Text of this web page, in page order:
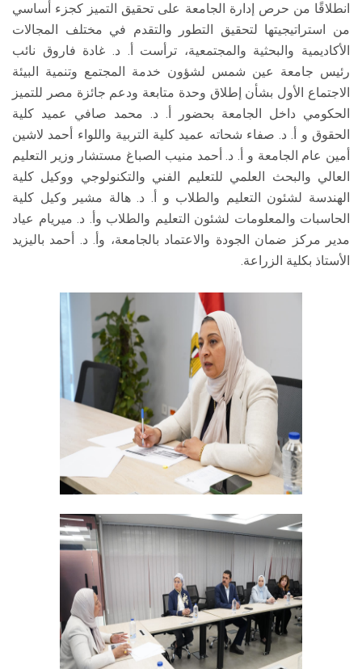
انطلاقًا من حرص إدارة الجامعة على تحقيق التميز كجزء أساسي
من استراتيجيتها لتحقيق التطور والتقدم في مختلف المجالات
الأكاديمية والبحثية والمجتمعية، ترأست أ. د. غادة فاروق نائب
رئيس جامعة عين شمس لشؤون خدمة المجتمع وتنمية البيئة
الاجتماع الأول بشأن إطلاق وحدة متابعة ودعم جائزة مصر للتميز
الحكومي داخل الجامعة بحضور أ. د. محمد صافي عميد كلية
الحقوق و أ. د. صفاء شحاته عميد كلية التربية واللواء أحمد لاشين
أمين عام الجامعة و أ. د. أحمد منيب الصباغ مستشار وزير التعليم
العالي والبحث العلمي للتعليم الفني والتكنولوجي ووكيل كلية
الهندسة لشئون التعليم والطلاب و أ. د. هالة مشير وكيل كلية
الحاسبات والمعلومات لشئون التعليم والطلاب وأ. د. ميريام عياد
مدير مركز ضمان الجودة والاعتماد بالجامعة، وأ. د. أحمد باليزيد
الأستاذ بكلية الزراعة.